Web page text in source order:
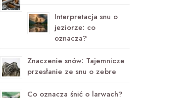
Interpretacja snu o
jeziorze: co
oznacza?
Znaczenie snów: Tajemnicze
przesłanie ze snu o zebre
Co oznacza śnić o larwach?